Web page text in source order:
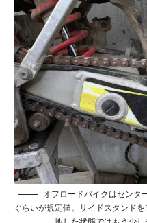
オフロードバイクはセンタ
ぐらいが規定値。サイドスタンド